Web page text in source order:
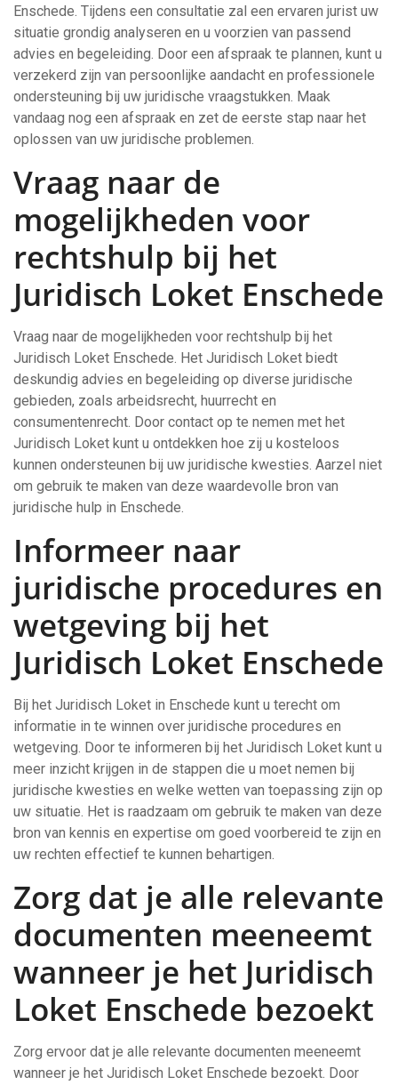
Enschede. Tijdens een consultatie zal een ervaren jurist uw
situatie grondig analyseren en u voorzien van passend
advies en begeleiding. Door een afspraak te plannen, kunt u
verzekerd zijn van persoonlijke aandacht en professionele
ondersteuning bij uw juridische vraagstukken. Maak
vandaag nog een afspraak en zet de eerste stap naar het
oplossen van uw juridische problemen.
Vraag naar de
mogelijkheden voor
rechtshulp bij het
Juridisch Loket Enschede
Vraag naar de mogelijkheden voor rechtshulp bij het
Juridisch Loket Enschede. Het Juridisch Loket biedt
deskundig advies en begeleiding op diverse juridische
gebieden, zoals arbeidsrecht, huurrecht en
consumentenrecht. Door contact op te nemen met het
Juridisch Loket kunt u ontdekken hoe zij u kosteloos
kunnen ondersteunen bij uw juridische kwesties. Aarzel niet
om gebruik te maken van deze waardevolle bron van
juridische hulp in Enschede.
Informeer naar
juridische procedures en
wetgeving bij het
Juridisch Loket Enschede
Bij het Juridisch Loket in Enschede kunt u terecht om
informatie in te winnen over juridische procedures en
wetgeving. Door te informeren bij het Juridisch Loket kunt u
meer inzicht krijgen in de stappen die u moet nemen bij
juridische kwesties en welke wetten van toepassing zijn op
uw situatie. Het is raadzaam om gebruik te maken van deze
bron van kennis en expertise om goed voorbereid te zijn en
uw rechten effectief te kunnen behartigen.
Zorg dat je alle relevante
documenten meeneemt
wanneer je het Juridisch
Loket Enschede bezoekt
Zorg ervoor dat je alle relevante documenten meeneemt
wanneer je het Juridisch Loket Enschede bezoekt. Door